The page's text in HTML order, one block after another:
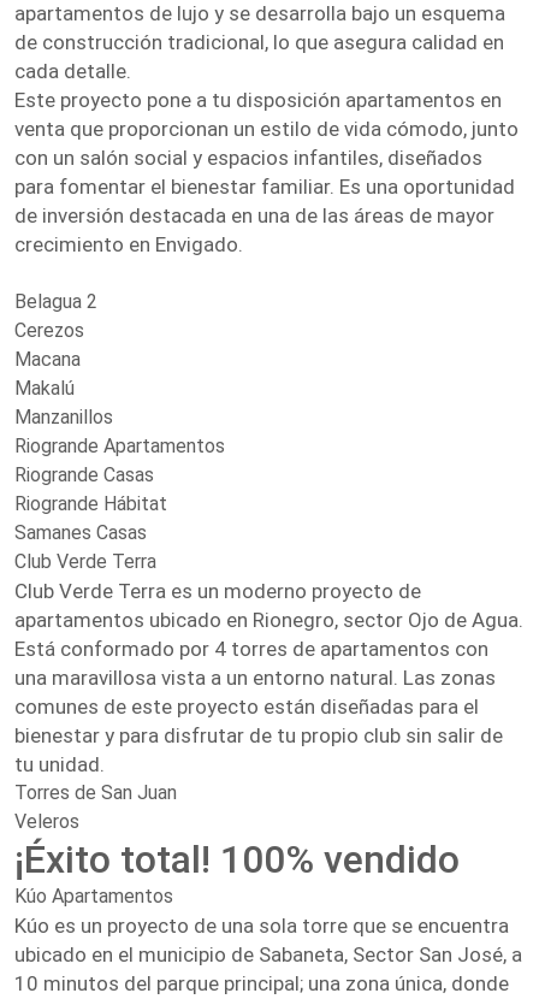
apartamentos de lujo y se desarrolla bajo un esquema
de construcción tradicional, lo que asegura calidad en
cada detalle.
Este proyecto pone a tu disposición apartamentos en
venta que proporcionan un estilo de vida cómodo, junto
con un salón social y espacios infantiles, diseñados
para fomentar el bienestar familiar. Es una oportunidad
de inversión destacada en una de las áreas de mayor
crecimiento en Envigado.
Belagua 2
Cerezos
Macana
Makalú
Manzanillos
Riogrande Apartamentos
Riogrande Casas
Riogrande Hábitat
Samanes Casas
Club Verde Terra
Club Verde Terra es un moderno proyecto de
apartamentos ubicado en Rionegro, sector Ojo de Agua.
Está conformado por 4 torres de apartamentos con
una maravillosa vista a un entorno natural. Las zonas
comunes de este proyecto están diseñadas para el
bienestar y para disfrutar de tu propio club sin salir de
tu unidad.
Torres de San Juan
Veleros
¡Éxito total! 100% vendido
Kúo Apartamentos
Kúo es un proyecto de una sola torre que se encuentra
ubicado en el municipio de Sabaneta, Sector San José, a
10 minutos del parque principal; una zona única, donde